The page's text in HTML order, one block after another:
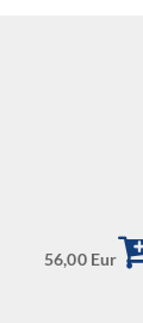
56,00 Eur